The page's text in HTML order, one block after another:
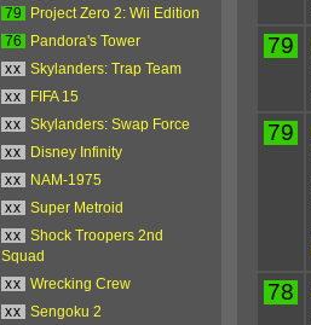
79
79
78
79
Project Zero 2: Wii Edition
76
Pandora's Tower
xx
Skylanders: Trap Team
xx
FIFA 15
xx
Skylanders: Swap Force
xx
Disney Infinity
xx
NAM-1975
xx
Super Metroid
xx
Shock Troopers 2nd
Squad
xx
Wrecking Crew
xx
Sengoku 2